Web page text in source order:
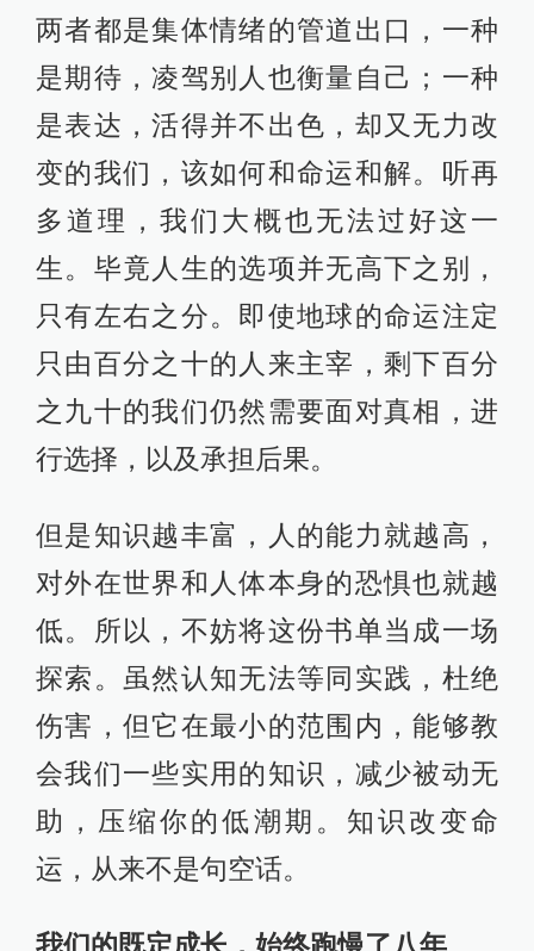
两者都是集体情绪的管道出口，一种
是期待，凌驾别人也衡量自己；一种
是表达，活得并不出色，却又无力改
变的我们，该如何和命运和解。听再
多道理，我们大概也无法过好这一
生。毕竟人生的选项并无高下之别，
只有左右之分。即使地球的命运注定
只由百分之十的人来主宰，剩下百分
之九十的我们仍然需要面对真相，进
行选择，以及承担后果。
但是知识越丰富，人的能力就越高，
对外在世界和人体本身的恐惧也就越
低。所以，不妨将这份书单当成一场
探索。虽然认知无法等同实践，杜绝
伤害，但它在最小的范围内，能够教
会我们一些实用的知识，减少被动无
助，压缩你的低潮期。知识改变命
运，从来不是句空话。